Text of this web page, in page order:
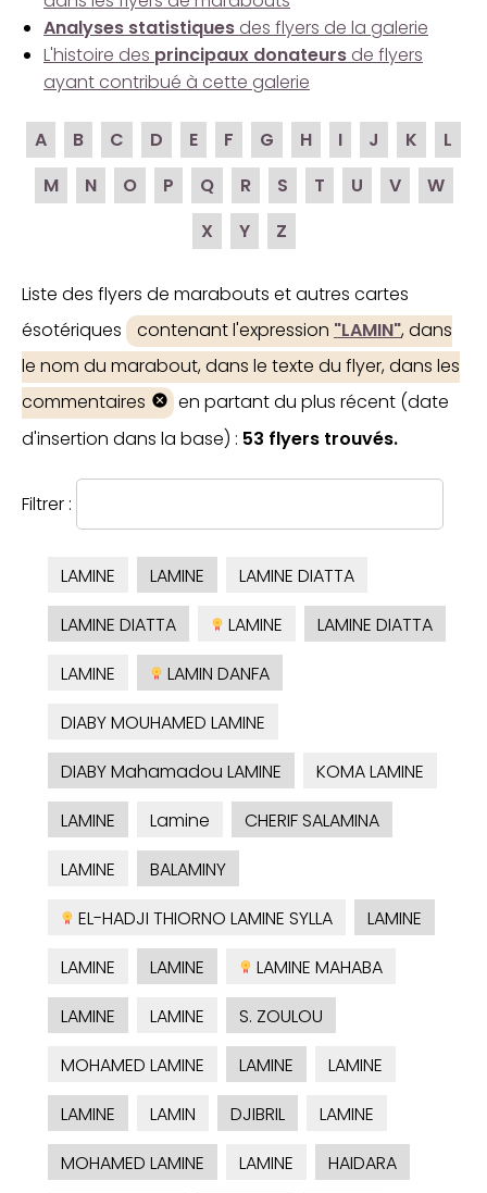
Analyses statistiques des flyers de la galerie
L'histoire des principaux donateurs de flyers
ayant contribué à cette galerie
A B C D E F G H I J K
L
M
N O P Q R S T U V
W
X
Y Z
Liste des flyers de marabouts et autres cartes
ésotériques
contenant l'expression "LAMIN", dans
le nom du marabout, dans le texte du flyer, dans les
commentaires
en partant du plus récent (date
d'insertion dans la base) : 53 flyers trouvés.
Filtrer :
LAMINE LAMINE
LAMINE DIATTA
LAMINE DIATTA
LAMINE
LAMINE DIATTA
LAMINE
LAMIN DANFA
DIABY MOUHAMED LAMINE
DIABY Mahamadou LAMINE
KOMA LAMINE
LAMINE
Lamine
CHERIF SALAMINA
LAMINE
BALAMINY
EL-HADJI THIORNO LAMINE SYLLA
LAMINE
LAMINE
LAMINE
LAMINE MAHABA
LAMINE
LAMINE
S. ZOULOU
MOHAMED LAMINE
LAMINE
LAMINE
LAMINE
LAMIN DJIBRIL
LAMINE
MOHAMED LAMINE
LAMINE
HAIDARA